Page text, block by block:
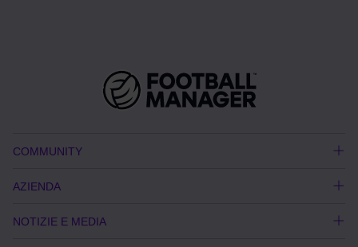
COMMUNITY
AZIENDA
NOTIZIE E MEDIA